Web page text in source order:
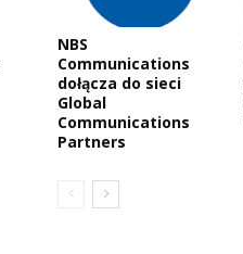
NBS
Communications
dołącza do sieci
Global
Communications
Partners